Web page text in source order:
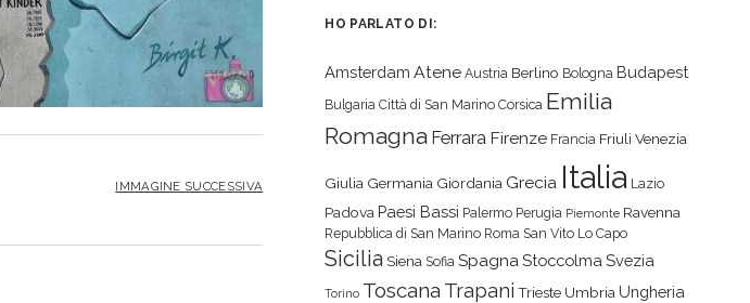
IMMAGINE SUCCESSIVA
HO PARLATO DI:
Amsterdam Atene Austria Berlino Bologna Budapest
Bulgaria Città di San Marino Corsica Emilia
Romagna Ferrara Firenze Francia Friuli Venezia
Giulia Germania Giordania Grecia Italia Lazio
Padova Paesi Bassi Palermo Perugia Piemonte Ravenna
Repubblica di San Marino Roma San Vito Lo Capo
Sicilia Siena Sofia SpagnaStoccolma Svezia
Torino Toscana Trapani Trieste Umbria Ungheria